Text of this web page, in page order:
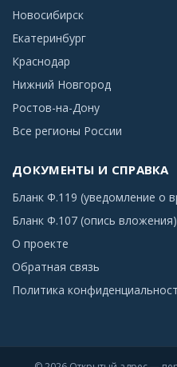
Новосибирск
Екатеринбург
Краснодар
Нижний Новгород
Ростов-на-Дону
Все регионы России
ДОКУМЕНТЫ И СПРАВКА
Бланк Ф.119 (уведомление о
Бланк Ф.107 (опись вложения)
О проекте
Обратная связь
Политика